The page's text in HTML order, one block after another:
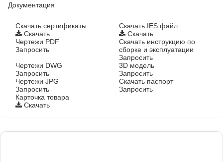
Документация
Cкачать сертификаты
Скачать
Скачать IES файл
Скачать
Чертежи PDF
Запросить
Скачать инструкцию по
сборке и эксплуатации
Запросить
Чертежи DWG
Запросить
3D модель
Запросить
Чертежи JPG
Запросить
Скачать паспорт
Запросить
Карточка товара
Скачать